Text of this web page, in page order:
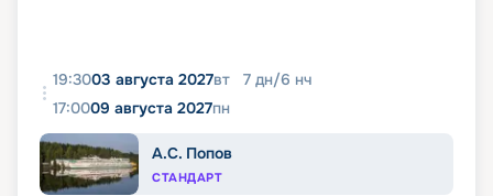
19:3003 августа 2027вт 7 дн/6 нч
17:0009 августа 2027пн
А.С. Попов
СТАНДАРТ